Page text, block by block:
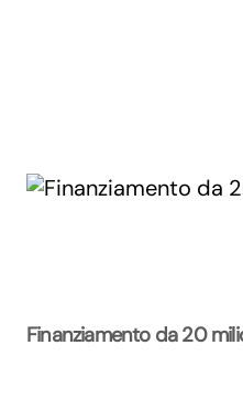
Finanziamento da 20